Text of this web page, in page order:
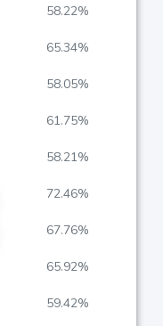
58.22%
65.34%
58.05%
61.75%
58.21%
72.46%
67.76%
65.92%
59.42%